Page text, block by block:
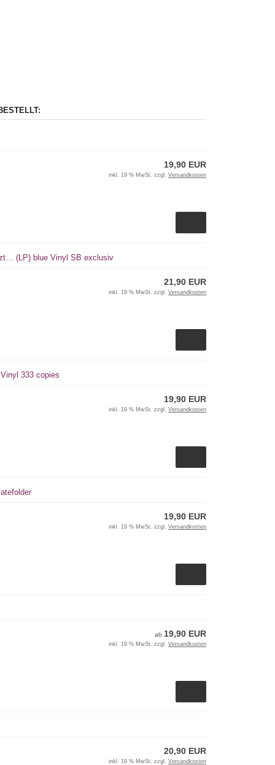
19,90 EUR
inkl. 19 % MwSt. zzgl. Versandkosten
(LP) blue Vinyl SB exclusiv
21,90 EUR
inkl. 19 % MwSt. zzgl. Versandkosten
333 copies
19,90 EUR
inkl. 19 % MwSt. zzgl. Versandkosten
19,90 EUR
inkl. 19 % MwSt. zzgl. Versandkosten
ab 19,90 EUR
inkl. 19 % MwSt. zzgl. Versandkosten
20,90 EUR
inkl. 19 % MwSt. zzgl. Versandkosten